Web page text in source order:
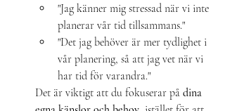
"Jag känner mig stressad när vi inte
planerar vår tid tillsammans."
"Det jag behöver är mer tydlighet i
vår planering, så att jag vet när vi
har tid för varandra."
Det är viktigt att du fokuserar på dina